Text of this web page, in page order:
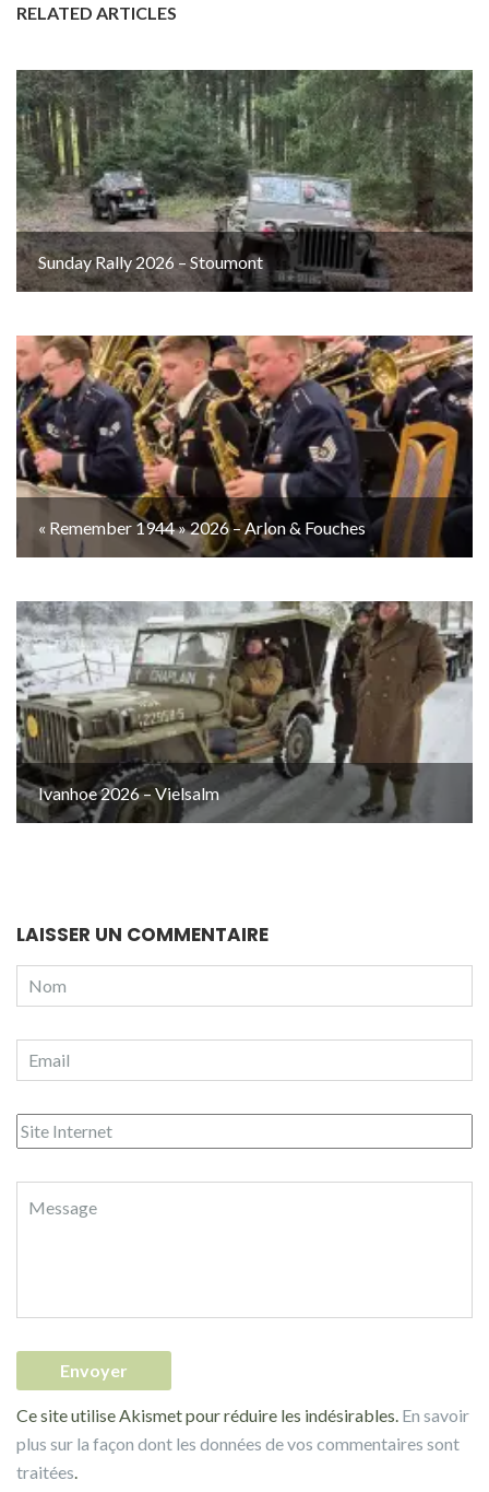
RELATED ARTICLES
Sunday Rally 2026 – Stoumont
« Remember 1944 » 2026 – Arlon & Fouches
Ivanhoe 2026 – Vielsalm
LAISSER UN COMMENTAIRE
Ce site utilise Akismet pour réduire les indésirables. En savoir
plus sur la façon dont les données de vos commentaires sont
traitées